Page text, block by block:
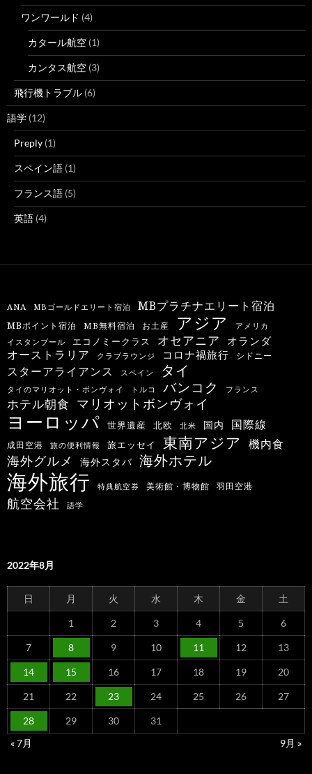
ワンワールド (4)
カタール航空 (1)
カンタス航空 (3)
飛行機トラブル (6)
語学 (12)
Preply (1)
スペイン語 (1)
フランス語 (5)
英語 (4)
ANA MBゴールドエリート宿泊 MBプラチナエリート宿泊
MBポイント宿泊 MB無料宿泊 お土産 アジア アメリカ
イスタンブール エコノミークラス オセアニア オランダ
オーストラリア クラブラウンジ コロナ禍旅行 シドニー
スターアライアンス スペイン タイ
タイのマリオット・ボンヴォイ トルコ バンコク フランス
ホテル朝食 マリオットボンヴォイ
ヨーロッパ 世界遺産 北欧 北米 国内 国際線
成田空港 旅の便利情報 旅エッセイ 東南アジア 機内食
海外グルメ 海外スタバ 海外ホテル
海外旅行 特典航空券 美術館・博物館 羽田空港
航空会社 語学
2022年8月
日 月 火 水 木 金 土
1 2 3 4 5 6
7 8 9 10 11 12 13
14 15 16 17 18 19 20
21 22 23 24 25 26 27
28 29 30
31
« 7月
9月 »